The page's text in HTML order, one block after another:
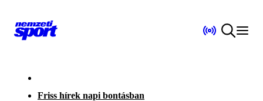
Friss hírek napi bontásban